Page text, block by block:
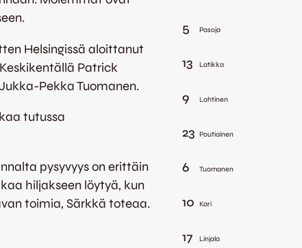
Helsingissä aloittanut
Patrick
Pekka Tuomanen.
tutussa
pysyvyys on erittäin
hiljakseen löytyä, kun
toimia, Särkkä toteaa.
5 Pasoja
13 Latikka
9 Lahtinen
23 Poutiainen
6 Tuomanen
10 Kari
17 Linjala